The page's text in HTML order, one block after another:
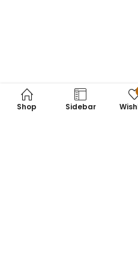
Shop Sidebar